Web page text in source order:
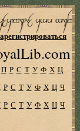
П Р С Т У Ф Х Ц
Р С Т У Ф Х Ц Ч
Р С Т У Ф Х Ц Ч